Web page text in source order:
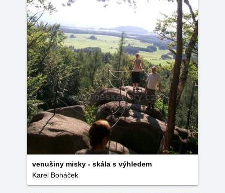
venušiny misky - skála s výhledem
Karel Boháček